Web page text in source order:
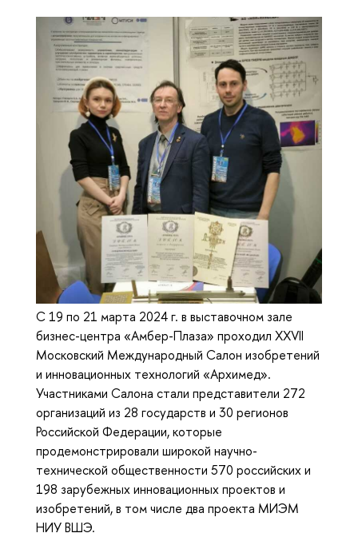
С 19 по 21 марта 2024 г. в выставочном зале
бизнес-центра «Амбер-Плаза» проходил XXVII
Московский Международный Салон изобретений
и инновационных технологий «Архимед».
Участниками Салона стали представители 272
организаций из 28 государств и 30 регионов
Российской Федерации, которые
продемонстрировали широкой научно-
технической общественности 570 российских и
198 зарубежных инновационных проектов и
изобретений, в том числе два проекта МИЭМ
НИУ ВШЭ.